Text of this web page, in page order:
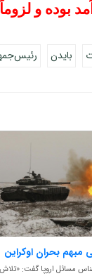
بوده و
بایدن
مبهم بحران اوکراین
مسائل اروپا گفت: «تلاش